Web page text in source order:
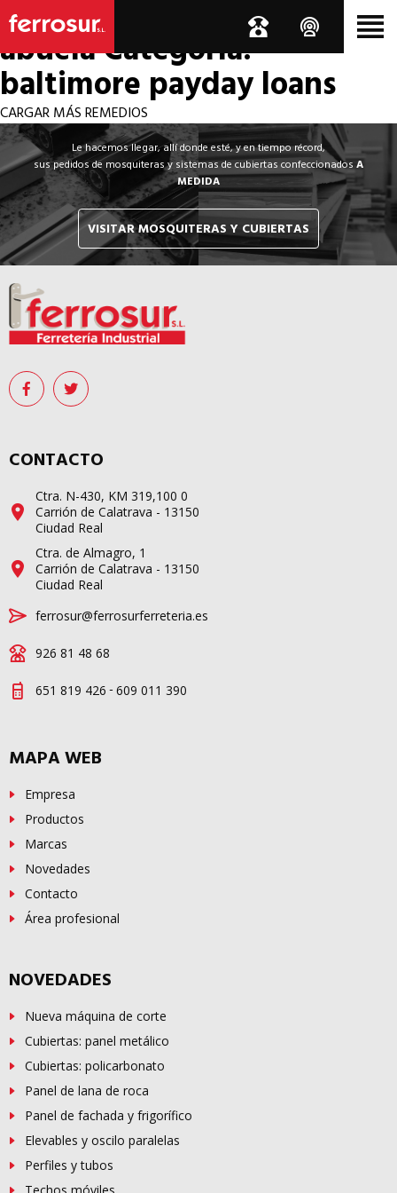
Los por si acaso de la
abuelaCategoría:
baltimore payday loans
CARGAR MÁS REMEDIOS
Le hacemos llegar, allí donde esté, y en tiempo récord,
sus pedidos de mosquiteras y sistemas de cubiertas confeccionadosA
MEDIDA
VISITAR MOSQUITERAS Y CUBIERTAS
CONTACTO
Ctra. N-430, KM 319,100 0
Carrión de Calatrava - 13150
Ciudad Real
Ctra. de Almagro, 1
Carrión de Calatrava - 13150
Ciudad Real
ferrosur@ferrosurferreteria.es
926 81 48 68
651 819 426 - 609 011 390
MAPA WEB
Empresa
Productos
Marcas
Novedades
Contacto
Área profesional
NOVEDADES
Nueva máquina de corte
Cubiertas: panel metálico
Cubiertas: policarbonato
Panel de lana de roca
Panel de fachada y frigorífico
Elevables y oscilo paralelas
Perfiles y tubos